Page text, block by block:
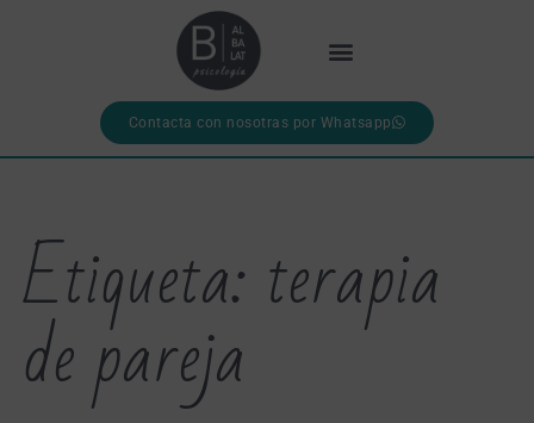
Contacta con nosotras por Whatsapp
Etiqueta: terapia
de pareja